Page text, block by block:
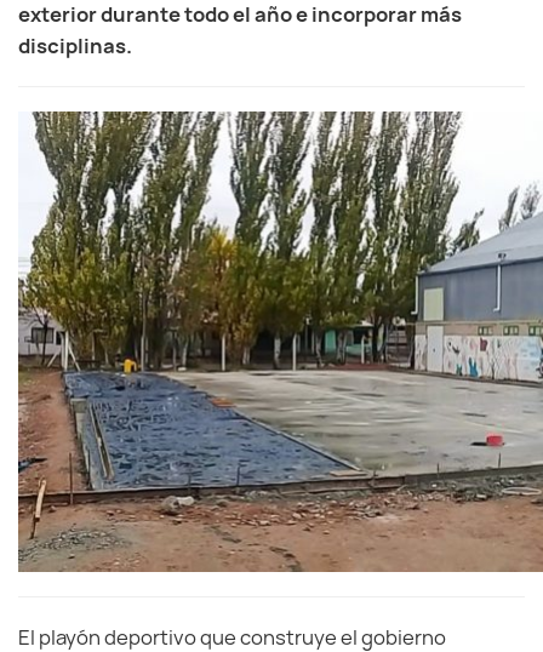
exterior durante todo el año e incorporar más
disciplinas.
El playón deportivo que construye el gobierno